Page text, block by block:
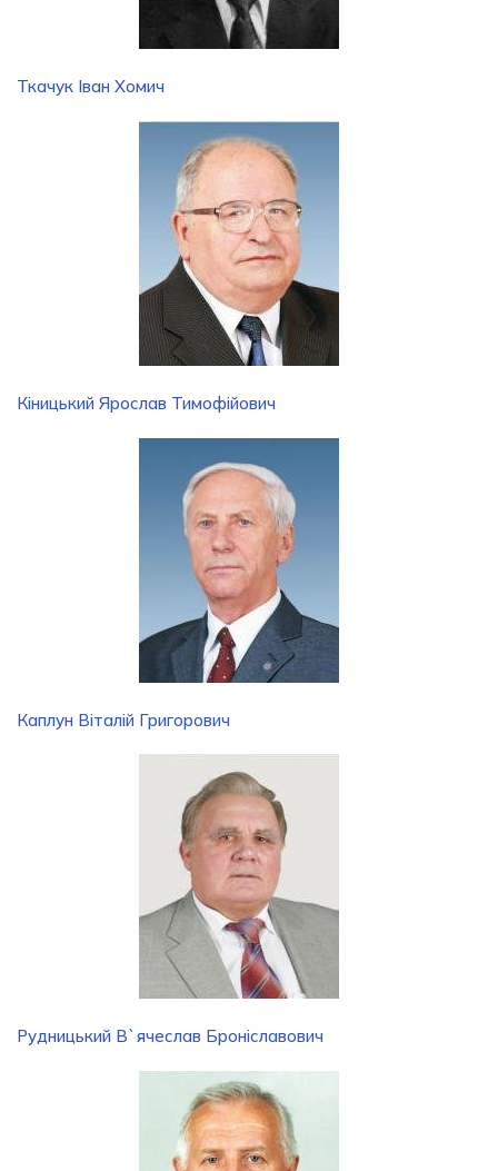
Ткачук Іван Хомич
Кіницький Ярослав Тимофійович
Каплун Віталій Григорович
Рудницький В`ячеслав Броніславович